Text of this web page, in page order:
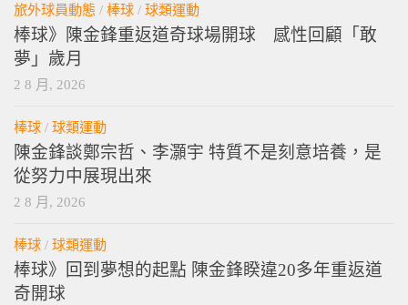
旅外球員動態 / 棒球 / 球類運動
棒球》陳金鋒重返道奇球場開球 感性回顧「敢
夢」歲月
2 8 月, 2026
棒球 / 球類運動
陳金鋒談鄭宗哲、李灝宇 特質不是刻意培養，是
從努力中展現出來
2 8 月, 2026
棒球 / 球類運動
棒球》回到夢想的起點 陳金鋒睽違20多年重返道
奇開球